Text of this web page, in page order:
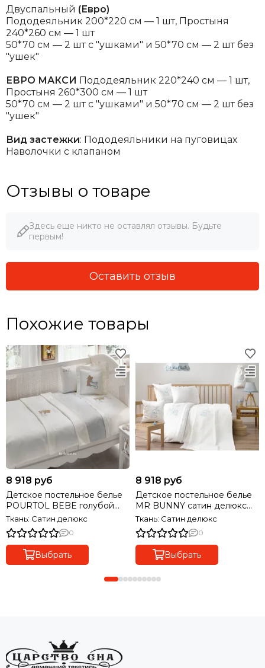
Двуспальный (Евро)
Пододеяльник 200*220 см — 1 шт, Простыня
240*260 см — 1 шт
50*70 см — 2 шт с "ушками" и 50*70 см — 2 шт без
"ушек"
ЕВРО МАКСИ Пододеяльник 220*240 см — 1 шт,
Простыня 260*300 см — 1 шт
50*70 см — 2 шт с "ушками" и 50*70 см — 2 шт без
"ушек"
Вид застежки: Пододеяльники на пуговицах
Наволочки с клапаном
Отзывы о товаре
Здесь еще никто не оставлял отзывы. Будьте
первым!
Оставить отзыв
Похожие товары
8 918 руб
Детское постельное белье
POURTOL BEBE голубой
сатин делюкс TIVOLYO
HOME Турция
Ткань: Сатин делюкс
0
Выбрать
8 918 руб
Детское постельное белье
MR BUNNY сатин делюкс
TIVOLYO HOME Турция
Ткань: Сатин делюкс
0
Выбрать